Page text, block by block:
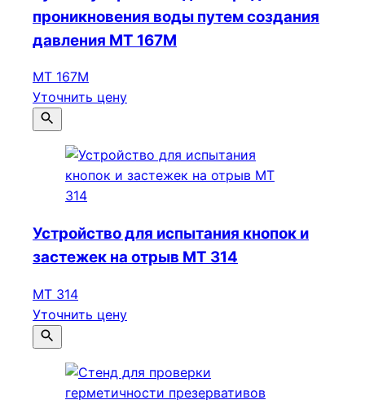
проникновения воды путем создания
давления МТ 167М
МТ 167М
Уточнить цену
Устройство для испытания кнопок и
застежек на отрыв МТ 314
МТ 314
Уточнить цену